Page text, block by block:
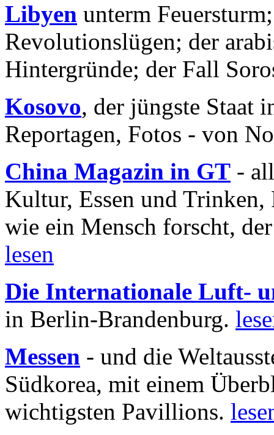
Libyen unterm
Revolutionslügen; der
Hintergründe; der Fall
Kosovo, der jüngste Staat
Reportagen, Fotos - von
China Magazin in GT -
Kultur, Essen und
wie ein Mensch forscht,
lesen
Die Internationale Luft-
in Berlin-Brandenburg.
Messen - und die
Südkorea, mit einem
wichtigsten Pavillions.